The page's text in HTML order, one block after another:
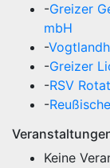
-Greizer
mbH
-
-Greizer
-RSV
-
Keine